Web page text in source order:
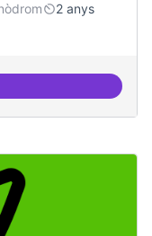
2 anys
residents